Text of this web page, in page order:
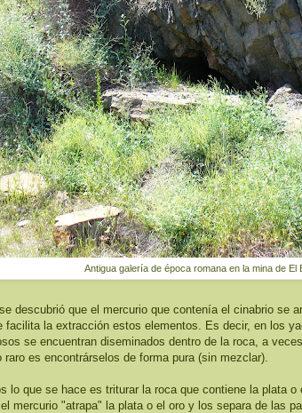
Antigua galería de época romana en la mina de El
descubrió que el mercurio que contenía el cinabrio se
facilita la extracción estos elementos. Es decir, en los
se encuentran diseminados dentro de la roca, a
raro es encontrárselos de forma pura (sin mezclar).
lo que se hace es triturar la roca que contiene la plata o
mercurio "atrapa" la plata o el oro y los separa de las